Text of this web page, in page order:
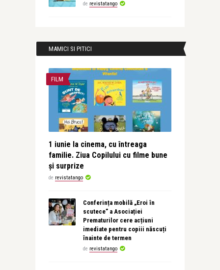
de revistatango
MAMICI SI PITICI
FILM
1 iunie la cinema, cu întreaga
familie. Ziua Copilului cu filme bune
și surprize
de revistatango
Conferința mobilă „Eroi în
scutece” a Asociației
Prematurilor cere acțiuni
imediate pentru copiii născuți
înainte de termen
de revistatango